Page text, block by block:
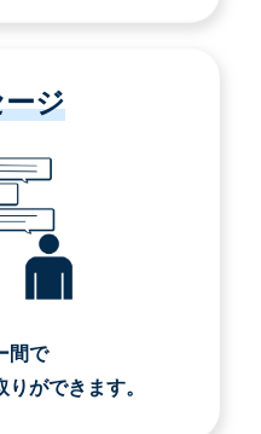
ジ
間で
ができます。